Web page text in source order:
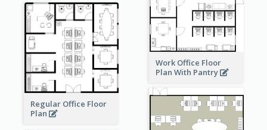
Work Office Floor
Plan With Pantry
Regular Office Floor
Plan